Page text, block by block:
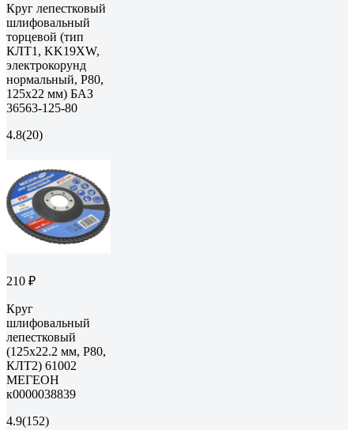
Круг лепестковый
шлифовальный
торцевой (тип
КЛТ1, KK19XW,
электрокорунд
нормальный, P80,
125x22 мм) БАЗ
36563-125-80
4.8(20)
210 ₽
Круг
шлифовальный
лепестковый
(125х22.2 мм, P80,
КЛТ2) 61002
МЕГЕОН
к0000038839
4.9(152)